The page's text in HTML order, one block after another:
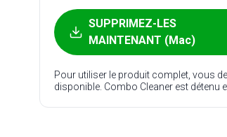
SUPPRIMEZ-LES
MAINTENANT (Mac)
Pour utiliser le produit complet, vous
disponible. Combo Cleaner est détenu